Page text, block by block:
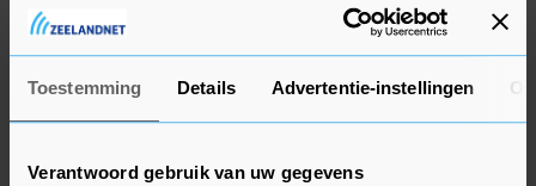
Toestemming Details Advertentie-instellingen
Verantwoord gebruik van uw gegevens
verkeerde moment op de verkeerde plaats
waren".